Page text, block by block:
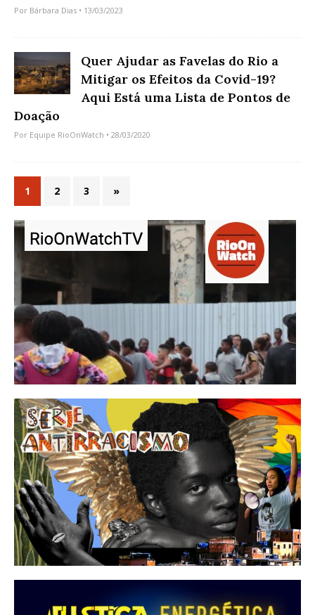
Por Bárbara Dias • 13/03/2023
Quer Ajudar as Favelas do Rio a
Mitigar os Efeitos da Covid-19?
Aqui Está uma Lista de Pontos de
Doação
Por Equipe RioOnWatch • 28/03/2020
1 2 3 »